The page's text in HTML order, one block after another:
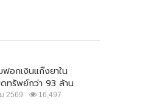
อกเงินแก๊งยาใน
2569 16,497
งจรอุบาทว์ "พ่อไอ้ป๋อ